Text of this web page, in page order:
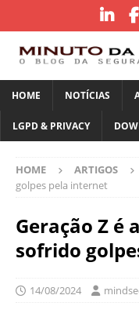
HOME NOTÍCIAS
LGPD & PRIVACY
HOME ARTIGOS
golpes pela internet
Geração Z é
sofrido
14/08/2024